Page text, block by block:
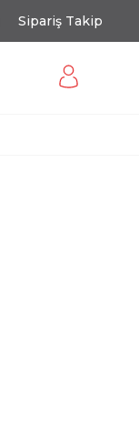
Sipariş Takip